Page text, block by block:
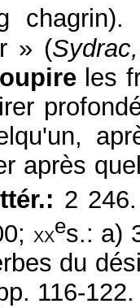
chagrin).
» (Sydrac,
les
après
2
xxes.: a)
du
116-122.